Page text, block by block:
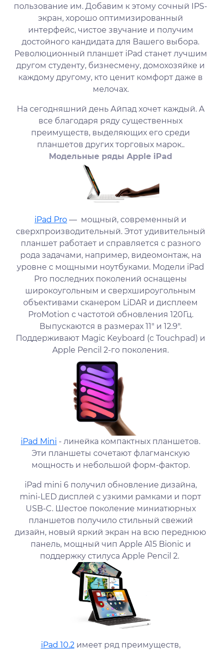
пользование им. Добавим к этому сочный IPS-
экран, хорошо оптимизированный
интерфейс, чистое звучание и получим
достойного кандидата для Вашего выбора.
Революционный планшет iPad станет лучшим
другом студенту, бизнесмену, домохозяйке и
каждому другому, кто ценит комфорт даже в
мелочах.
На сегодняшний день Айпад хочет каждый. А
все благодаря ряду существенных
преимуществ, выделяющих его среди
планшетов других торговых марок..
Модельные ряды Apple iPad
iPad Pro — мощный, современный и
сверхпроизводительный. Этот удивительный
планшет работает и справляется с разного
рода задачами, например, видеомонтаж, на
уровне с мощными ноутбуками. Модели iPad
Pro последних поколений оснащены
широкоугольным и сверхшироугольным
объективами сканером LiDAR и дисплеем
ProMotion с частотой обновления 120Гц.
Выпускаются в размерах 11" и 12.9".
Поддерживают Magic Keyboard (с Touchpad) и
Apple Pencil 2-го поколения.
iPad Mini - линейка компактных планшетов.
Эти планшеты сочетают флагманскую
мощность и небольшой форм-фактор.
iPad mini 6 получил обновление дизайна,
mini-LED дисплей с узкими рамками и порт
USB-C. Шестое поколение миниатюрных
планшетов получило стильный свежий
дизайн, новый яркий экран на всю переднюю
панель, мощный чип Apple A15 Bionic и
поддержку стилуса Apple Pencil 2.
iPad 10.2имеет ряд преимуществ,